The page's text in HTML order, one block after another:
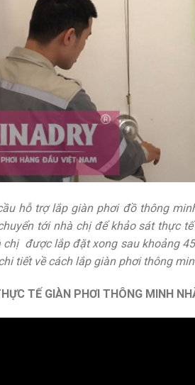
hỗ trợ lắp giàn phơi đồ thông
tới nhà chị để khảo sát thực
chị được lắp đặt xong sau khoảng
tiết về cách lắp giàn phơi thông
TẾ GIÀN PHƠI THÔNG MINH